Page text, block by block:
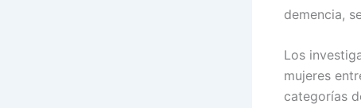
demencia,
Los
mujeres
categorías